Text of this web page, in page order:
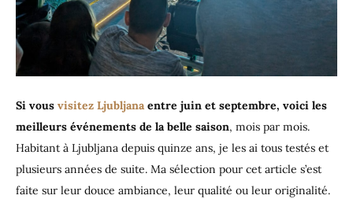
Si vous visitez Ljubljana entre juin et septembre, voici les
meilleurs événements de la belle saison, mois par mois.
Habitant à Ljubljana depuis quinze ans, je les ai tous testés et
plusieurs années de suite. Ma sélection pour cet article s’est
faite sur leur douce ambiance, leur qualité ou leur originalité.